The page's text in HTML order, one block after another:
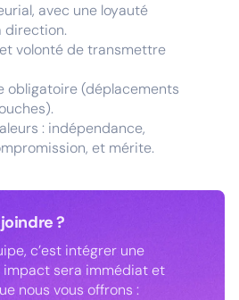
avec une loyauté
direction.
volonté de transmettre
obligatoire (déplacements
: indépendance,
et mérite.
?
c’est intégrer une
sera immédiat et
nous vous offrons :